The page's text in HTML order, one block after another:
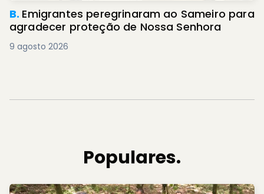
B. Emigrantes peregrinaram ao Sameiro para
agradecer proteção de Nossa Senhora
9 agosto 2026
Populares.